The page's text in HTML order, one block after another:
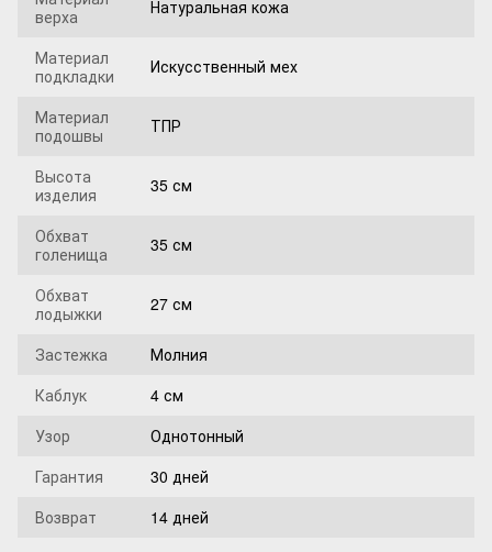
верха
Натуральная кожа
Материал
подкладки
Искусственный мех
Материал
подошвы
ТПР
Высота
изделия
35 см
Обхват
голенища
35 см
Обхват
лодыжки
27 см
Застежка
Молния
Каблук
4 см
Узор
Однотонный
Гарантия
30 дней
Возврат
14 дней